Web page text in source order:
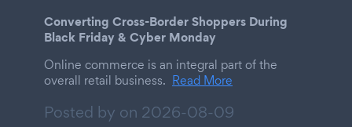
Converting Cross-Border Shoppers During
Black Friday & Cyber Monday
Online commerce is an integral part of the
overall retail business. Read More
Posted by on 2026-08-09